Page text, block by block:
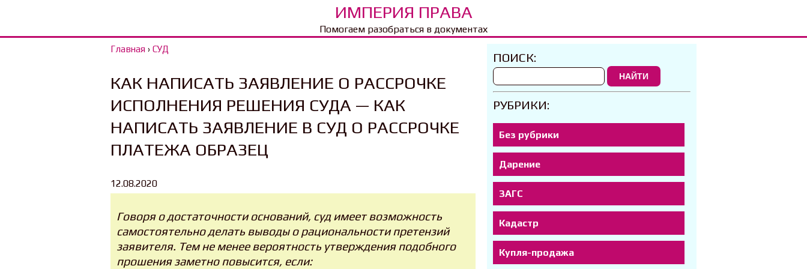
ИМПЕРИЯ ПРАВА
Помогаем разобраться в документах
Главная› СУД
КАК НАПИСАТЬ ЗАЯВЛЕНИЕ О РАССРОЧКЕ
ИСПОЛНЕНИЯ РЕШЕНИЯ СУДА — КАК
НАПИСАТЬ ЗАЯВЛЕНИЕ В СУД О РАССРОЧКЕ
ПЛАТЕЖА ОБРАЗЕЦ
12.08.2020
Говоря о достаточности оснований, суд имеет возможность
самостоятельно делать выводы о рациональности претензий
заявителя. Тем не менее вероятность утверждения подобного
прошения заметно повысится, если:
ПОИСК:
НАЙТИ
РУБРИКИ:
Без рубрики
Дарение
ЗАГС
Кадастр
Купля-продажа